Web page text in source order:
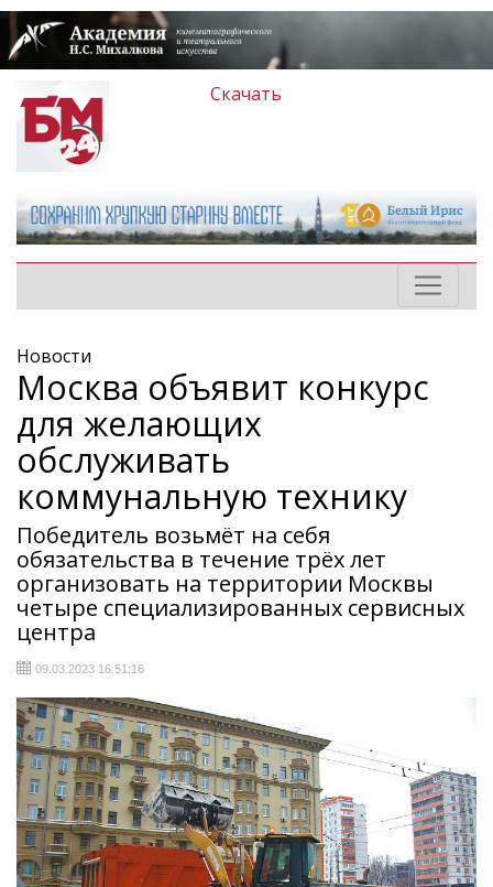
Скачать
Новости
Москва объявит конкурс
для желающих
обслуживать
коммунальную технику
Победитель возьмёт на себя
обязательства в течение трёх лет
организовать на территории Москвы
четыре специализированных сервисных
центра
09.03.2023 16:51:16